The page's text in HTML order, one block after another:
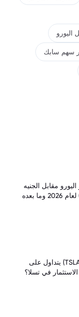
اليورو
سهم سابك
مقابل الجنيه
سهم تسلا (ناسداك: TSLA) يتداول على
في تسلا؟